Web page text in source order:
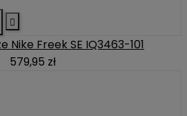

Nike Freek SE IQ3463-101
579,95 zł